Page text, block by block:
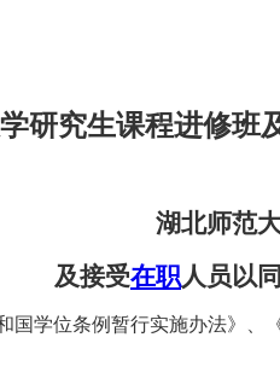
研究生课程进修
湖北师范
及接受在职人员以
学位条例暂行实施办法》